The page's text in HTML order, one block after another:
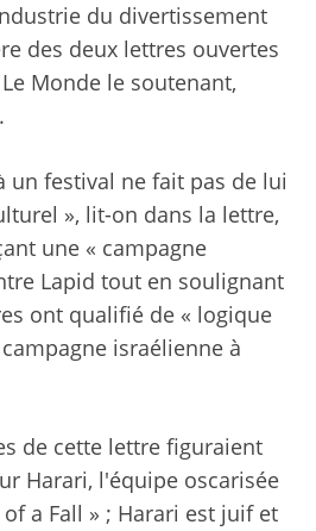
du divertissement
des deux lettres ouvertes
Monde le soutenant,
un festival ne fait pas de lui
», lit-on dans la lettre,
une « campagne
Lapid tout en soulignant
ont qualifié de « logique
israélienne à
de cette lettre figuraient
Harari, l'équipe oscarisée
a Fall » ; Harari est juif et